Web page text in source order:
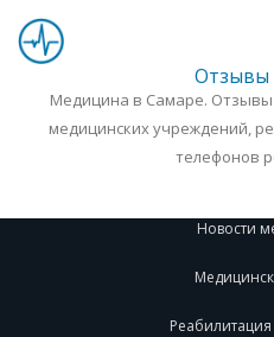
Отзывы
Медицина в Самаре. Отзывы
медицинских учреждений,
телефонов
Новости